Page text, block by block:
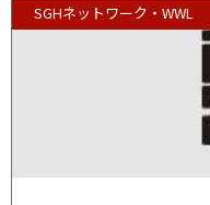
SGHネットワーク・WWL